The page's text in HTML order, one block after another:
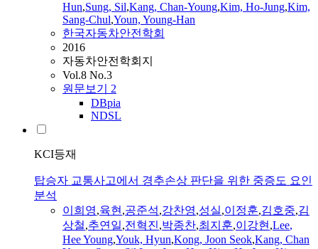
Hun,Sung, Sil,Kang, Chan-Young,Kim, Ho-Jung,Kim,
Sang-Chul,Youn, Young-Han
한국자동차안전학회
2016
자동차안전학회지
Vol.8 No.3
원문보기 2
DBpia
NDSL
KCI등재
탑승자 교통사고에서 경추손상 판단을 위한 중증도 요인
분석
이희영,육현,공준석,강찬영,성실,이정훈,김호중,김
상철,추연일,전혁진,박종찬,최지훈,이강현,Lee,
HeeYoung,Youk, Hyun,Kong, Joon Seok,Kang, Chan